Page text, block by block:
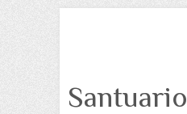
Santuario